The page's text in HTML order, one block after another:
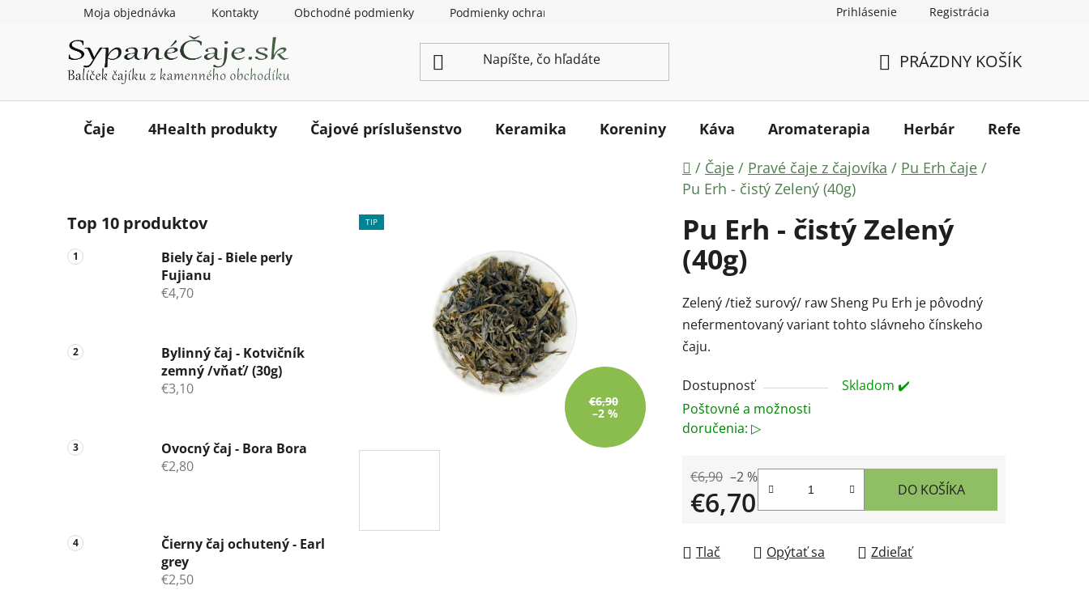
Moja objednávka Kontakty Obchodné podmienky Podmienky ochrany osobných údajov Mapa serveru
Prihlásenie Registrácia
KOŠÍK
PRÁZDNY KOŠÍK
Čaje 4Health produkty Čajové príslušenstvo Keramika Koreniny Káva Aromaterapia Herbár
Referencie
Domov
/ Čaje / Pravé čaje z čajovíka / Pu Erh čaje /
Pu Erh - čistý Zelený (40g)
o
č
n
n
Top 10 produktov
Biely čaj - Biele perly
Fujianu
€4,70
Bylinný čaj - Kotvičník
zemný /vňať/ (30g)
€3,10
Ovocný čaj - Bora Bora
€2,80
Čierny čaj ochutený - Earl
grey
€2,50
Pu Erh - čistý Zelený
(40g)
Zelený /tiež surový/ raw Sheng Pu Erh je pôvodný
nefermentovaný variant tohto slávneho čínskeho
čaju.
Dostupnosť
Skladom ✔️
Poštovné a možnosti
doručenia: ▷
€6,90 –2 %
€6,70 DO KOŠÍKA
Tlač Opýtať sa Zdieľať
TIP
€6,90
–2 %